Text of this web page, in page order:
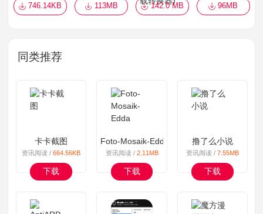
746.14KB 113MB 142.0 MB 96MB
同类推荐
卡卡截图
资讯阅读 / 664.56KB
下载
Foto-Mosaik-Edda
资讯阅读 / 2.11MB
下载
撸了么小说
资讯阅读 /7.55MB
下载